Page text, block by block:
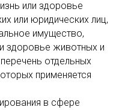
или здоровье
или юридических лиц,
имущество,
здоровье животных и
отдельных
применяется
в сфере